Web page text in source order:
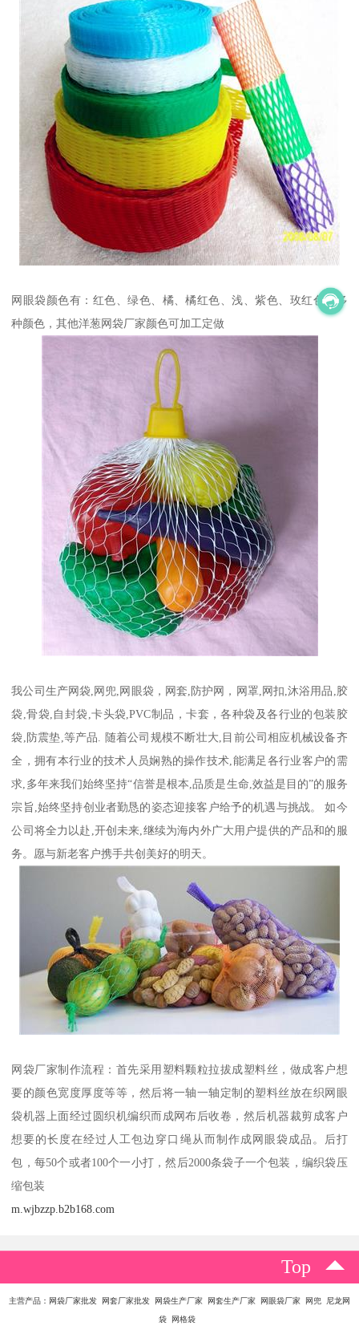
网眼袋颜色有：红色、绿色、橘、橘红色、浅、紫色、玫红色等多
种颜色，其他洋葱网袋厂家颜色可加工定做
我公司生产网袋,网兜,网眼袋，网套,防护网，网罩,网扣,沐浴用品,胶
袋,骨袋,自封袋,卡头袋,PVC制品，卡套，各种袋及各行业的包装胶
袋,防震垫,等产品. 随着公司规模不断壮大,目前公司相应机械设备齐
全，拥有本行业的技术人员娴熟的操作技术,能满足各行业客户的需
求,多年来我们始终坚持“信誉是根本,品质是生命,效益是目的”的服务
宗旨,始终坚持创业者勤恳的姿态迎接客户给予的机遇与挑战。 如今
公司将全力以赴,开创未来,继续为海内外广大用户提供的产品和的服
务。愿与新老客户携手共创美好的明天。
网袋厂家制作流程：首先采用塑料颗粒拉拔成塑料丝，做成客户想
要的颜色宽度厚度等等，然后将一轴一轴定制的塑料丝放在织网眼
袋机器上面经过圆织机编织而成网布后收卷，然后机器裁剪成客户
想要的长度在经过人工包边穿口绳从而制作成网眼袋成品。后打
包，每50个或者100个一小打，然后2000条袋子一个包装，编织袋压
缩包装
m.wjbzzp.b2b168.com
Top
主营产品：网袋厂家批发 网套厂家批发 网袋生产厂家 网套生产厂家 网眼袋厂家 网兜 尼龙网
袋 网格袋